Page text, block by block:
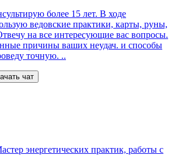
более 15 лет. В ходе
ведовские практики, карты, руны,
на все интересующие вас вопросы.
причины ваших неудач. и способы
точную. ..
чат
энергетических практик, работы с